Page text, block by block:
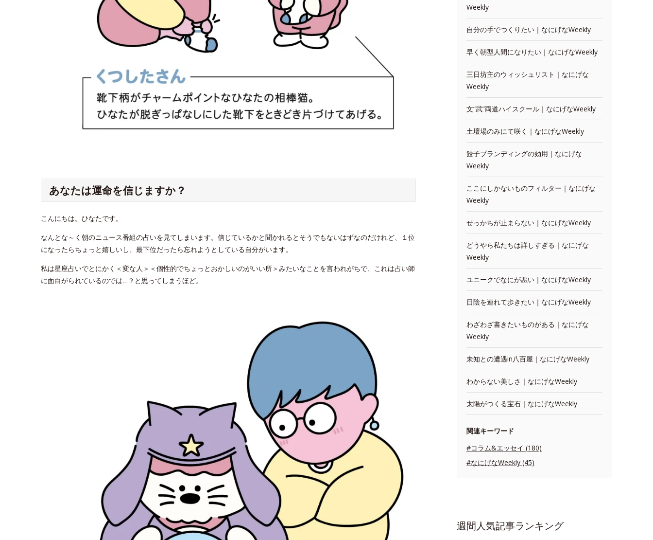
あなたは運命を信じますか？
こんにちは。ひなたです。
なんとな～く朝のニュース番組の占いを見てしまいます。信じているかと聞かれるとそうでもないはずなのだけれど、１位
になったらちょっと嬉しいし、最下位だったら忘れようとしている自分がいます。
私は星座占いでとにかく＜変な人＞＜個性的でちょっとおかしいのがいい所＞みたいなことを言われがちで、これは占い師
に面白がられているのでは…？と思ってしまうほど。
Weekly
自分の手でつくりたい｜なにげなWeekly
早く朝型人間になりたい｜なにげなWeekly
三日坊主のウィッシュリスト｜なにげな
Weekly
文“武”両道ハイスクール｜なにげなWeekly
土壇場のみにて咲く｜なにげなWeekly
餃子ブランディングの効用｜なにげな
Weekly
ここにしかないものフィルター｜なにげな
Weekly
せっかちが止まらない｜なにげなWeekly
どうやら私たちは詳しすぎる｜なにげな
Weekly
ユニークでなにが悪い｜なにげなWeekly
日陰を連れて歩きたい｜なにげなWeekly
わざわざ書きたいものがある｜なにげな
Weekly
未知との遭遇in八百屋｜なにげなWeekly
わからない美しさ｜なにげなWeekly
太陽がつくる宝石｜なにげなWeekly
関連キーワード
#コラム&エッセイ (180)
#なにげなWeekly (45)
週間人気記事ランキング